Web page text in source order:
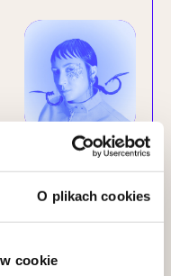
O plikach cookies
cookie